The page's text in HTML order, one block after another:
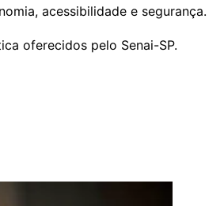
acessibilidade e segurança.
oferecidos pelo Senai-SP.